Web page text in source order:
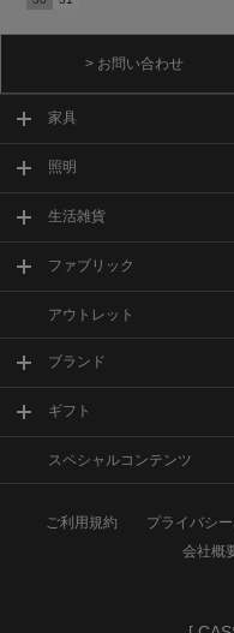
> お問い合わせ
家具
照明
生活雑貨
ファブリック
アウトレット
ブランド
ギフト
スペシャルコンテンツ
ご利用規約 プライバシ
会社概